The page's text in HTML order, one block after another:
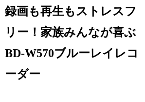
録画も再生もストレスフ
リー！家族みんなが喜ぶ
BD-W570ブルーレイレコ
ーダー